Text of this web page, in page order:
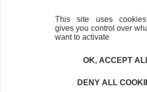
This site uses
gives you control over
want to activate
OK, ACCEPT
DENY ALL